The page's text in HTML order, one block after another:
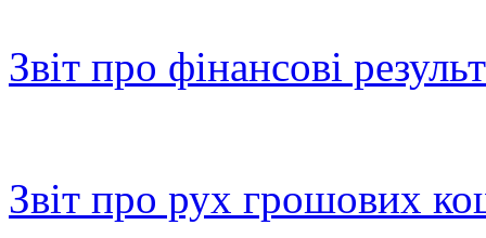
Звіт про фінансові
Звіт про рух грошових